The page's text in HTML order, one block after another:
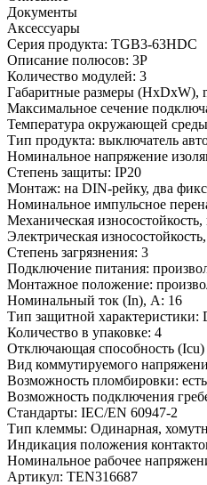
Документы
Аксессуары
Серия продукта: TGB3-63HDC
Описание полюсов: 3P
Количество модулей: 3
Габаритные размеры (HxDxW),
Максимальное сечение
Температура окружающей
Тип продукта: выключатель
Номинальное напряжение
Степень защиты: IP20
Монтаж: на DIN-рейку, два
Номинальное импульсное
Механическая
Электрическая
Степень загрязнения: 3
Подключение питания:
Монтажное положение:
Номинальный ток (In), A: 16
Тип защитной характеристики:
Количество в упаковке: 4
Отключающая способность
Вид коммутируемого
Возможность пломбировки: есть
Возможность подключения
Стандарты: IEC/EN 60947-2
Тип клеммы: Одинарная,
Индикация положения
Номинальное рабочее
Артикул: TEN316687